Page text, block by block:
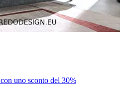
uno sconto del 30%